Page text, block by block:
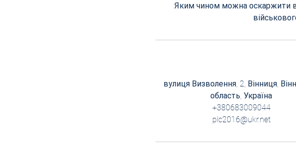
Яким чином можна оскаржити
вулиця Визволення, 2, Вінниця,
область, Україна
+380683009044
plc2016@ukr.net